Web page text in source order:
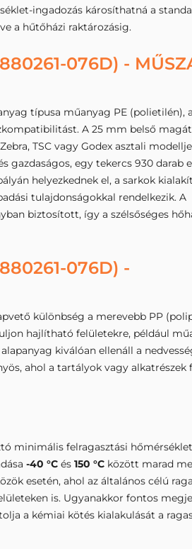
ingadozás károsíthatná a
a hűtőházi raktározásig.
076D) -
típusa műanyag PE (polietilén),
A 25 mm belső
TSC vagy Godex asztali
gazdaságos, egy tekercs 930 darab
helyezkednek el, a sarkok
tulajdonságokkal rendelkezik. A
biztosított, így a szélsőséges
076D) -
különbség a merevebb PP
hajlítható felületekre, például
kiválóan ellenáll a
ahol a tartályok vagy alkatrészek
minimális felragasztási
-40 °C és 150 °C között marad
esetén, ahol az általános célú
is. Ugyanakkor fontos
a kémiai kötés kialakulását a